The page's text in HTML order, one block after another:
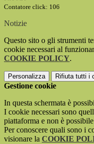
Contatore click: 106
Notizie
Questo sito o gli strumenti
cookie necessari al
COOKIE POLICY.
Personalizza Rifiuta tutti i
Gestione cookie
In questa schermata è
I cookie necessari sono
piattaforma e non è
Per conoscere quali sono i
visionare la COOKIE